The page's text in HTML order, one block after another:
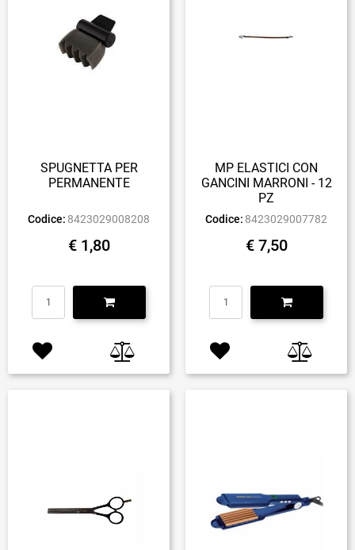
SPUGNETTA PER
PERMANENTE
Codice: 8423029008208
€ 1,80
Quantità
MP ELASTICI CON
GANCINI MARRONI - 12
PZ
Codice: 8423029007782
€ 7,50
Quantità